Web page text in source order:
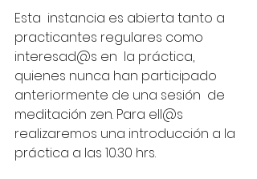
Esta  instancia es abierta tanto a
practicantes regulares como
interesad@s en  la práctica,
quienes nunca han participado
anteriormente de una sesión  de
meditación zen. Para ell@s
realizaremos una introducción a la
práctica a las 10.30 hrs.